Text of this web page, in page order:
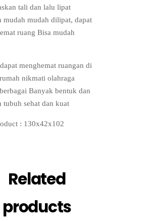
tali dan lalu lipat
mudah mudah dilipat, dapat
ruang Bisa mudah
menghemat ruangan di
nikmati olahraga
Banyak bentuk dan
tubuh sehat dan kuat
: 130x42x102
Related
products